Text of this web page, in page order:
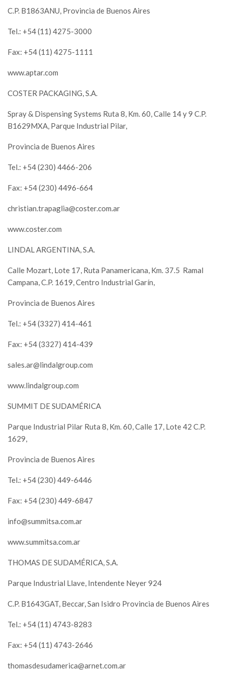
C.P. B1863ANU, Provincia de Buenos Aires
Tel.: +54 (11) 4275-3000
Fax: +54 (11) 4275-1111
www.aptar.com
COSTER PACKAGING, S.A.
Spray & Dispensing Systems Ruta 8, Km. 60, Calle 14 y 9 C.P.
B1629MXA, Parque Industrial Pilar,
Provincia de Buenos Aires
Tel.: +54 (230) 4466-206
Fax: +54 (230) 4496-664
christian.trapaglia@coster.com.ar
www.coster.com
LINDAL ARGENTINA, S.A.
Calle Mozart, Lote 17, Ruta Panamericana, Km. 37.5 Ramal
Campana, C.P. 1619, Centro Industrial Garín,
Provincia de Buenos Aires
Tel.: +54 (3327) 414-461
Fax: +54 (3327) 414-439
sales.ar@lindalgroup.com
www.lindalgroup.com
SUMMIT DE SUDAMÉRICA
Parque Industrial Pilar Ruta 8, Km. 60, Calle 17, Lote 42 C.P.
1629,
Provincia de Buenos Aires
Tel.: +54 (230) 449-6446
Fax: +54 (230) 449-6847
info@summitsa.com.ar
www.summitsa.com.ar
THOMAS DE SUDAMÉRICA, S.A.
Parque Industrial Llave, Intendente Neyer 924
C.P. B1643GAT, Beccar, San Isidro Provincia de Buenos Aires
Tel.: +54 (11) 4743-8283
Fax: +54 (11) 4743-2646
thomasdesudamerica@arnet.com.ar